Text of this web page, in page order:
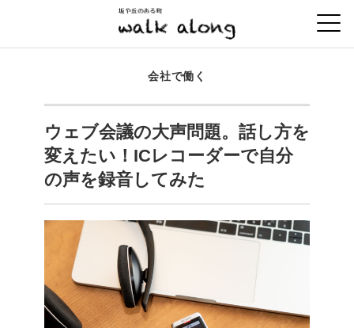
会社で働く
ウェブ会議の大声問題。話し方を
変えたい！ICレコーダーで自分
の声を録音してみた